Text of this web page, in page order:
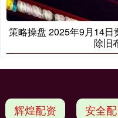
策略操盘 2025年9月14
除旧
辉煌配资 安全